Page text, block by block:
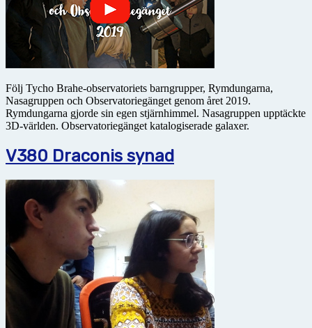
Följ Tycho Brahe-observatoriets barngrupper, Rymdungarna,
Nasagruppen och Observatoriegänget genom året 2019.
Rymdungarna gjorde sin egen stjärnhimmel. Nasagruppen upptäckte
3D-världen. Observatoriegänget katalogiserade galaxer.
V380 Draconis synad